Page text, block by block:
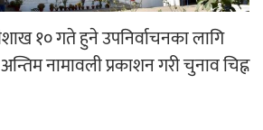
छैन ‘गौँथली’को टिकट
१० गते हुने उपनिर्वाचनका लागि
नामावली प्रकाशन गरी चुनाव चिह्न